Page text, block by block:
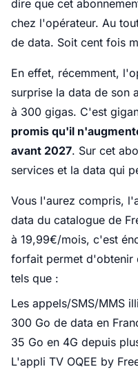
dire que cet
chez l'opérateur. Au
de data. Soit cent fois
En effet, récemment,
surprise la data de son
à 300 gigas. C'est
promis qu'il
avant 2027. Sur cet
services et la data qui
Vous l'aurez compris,
data du catalogue de
à 19,99€/mois, c'est
forfait permet d'obtenir
tels que :
Les appels/SMS/MMS
300 Go de data en
35 Go en 4G depuis
L'appli TV OQEE by